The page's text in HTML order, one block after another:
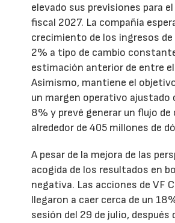
elevado sus previsiones para
fiscal 2027. La compañía
crecimiento de los ingresos de
2% a tipo de cambio
estimación anterior de entre
Asimismo, mantiene el
un margen operativo ajustado
8% y prevé generar un flujo de
alrededor de 405 millones de
A pesar de la mejora de las
acogida de los resultados en
negativa. Las acciones de VF
llegaron a caer cerca de un
sesión del 29 de julio, después